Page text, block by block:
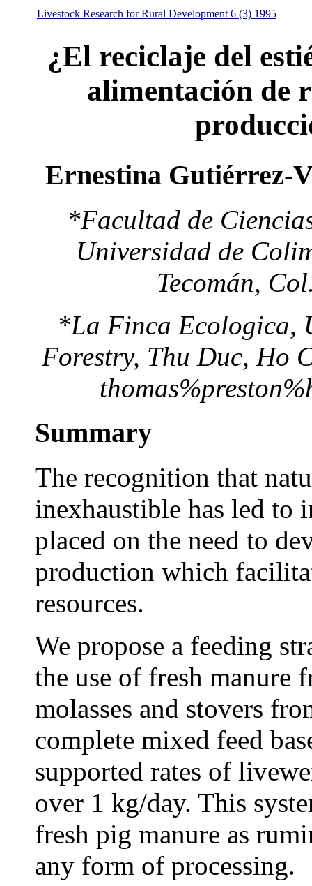
Livestock Research for Rural Development 6 (3) 1995
¿El reciclaje del
alimentación de
Ernestina Gutiérrez-
*Facultad de
Universidad de
Tecomán,
*La Finca Ecologica,
Forestry, Thu Duc, Ho
Summary
The recognition that
inexhaustible has led to
placed on the need to
production which
resources.
We propose a feeding
the use of fresh manure
molasses and stovers
complete mixed feed
supported rates of
over 1 kg/day. This
fresh pig manure as
any form of processing.